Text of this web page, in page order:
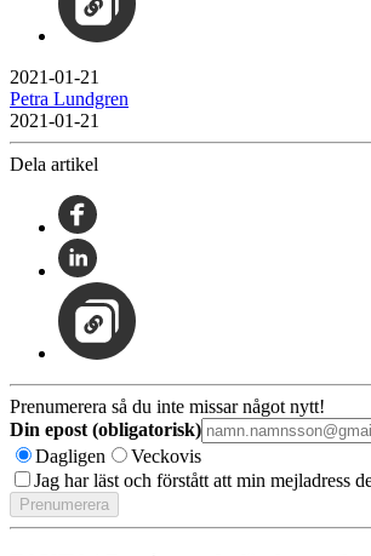
2021-01-21
Petra Lundgren
2021-01-21
Dela artikel
Prenumerera så du inte missar något nytt!
Din epost (obligatorisk)
Dagligen
Veckovis
Jag har läst och förstått att min mejladress